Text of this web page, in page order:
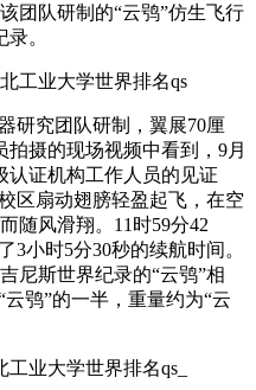
团队研制的“云鸮”仿生飞行
。
研究团队研制，翼展70厘
摄的现场视频中看到，9月
认证机构工作人员的见证
区扇动翅膀轻盈起飞，在空
随风滑翔。11时59分42
3小时5分30秒的续航时间。
尼斯世界纪录的“云鸮”相
鸮”的一半，重量约为“云